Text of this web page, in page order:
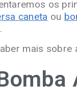
os
caneta ou
mais sobre